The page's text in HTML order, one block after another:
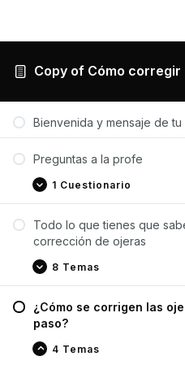
Copy of Cómo corregir
Bienvenida y mensaje de
Preguntas a la profe
a
1 Cuestionario
Todo lo que tienes que
corrección de ojeras
lo
que
saber
sobre
corrección
de
8 Temas
¿Cómo se corrigen las
paso?
se
ojeras
paso
a
paso?
4 Temas
de